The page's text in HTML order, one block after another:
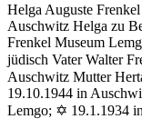
Helga Auguste
Auschwitz Helga zu
Frenkel Museum
jüdisch Vater Walter
Auschwitz Mutter
19.10.1944 in
Lemgo; ✡ 19.1.1934